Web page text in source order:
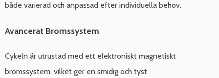
både varierad och anpassad efter individuella behov.
Avancerat Bromssystem
Cykeln är utrustad med ett elektroniskt magnetiskt
bromssystem, vilket ger en smidig och tyst